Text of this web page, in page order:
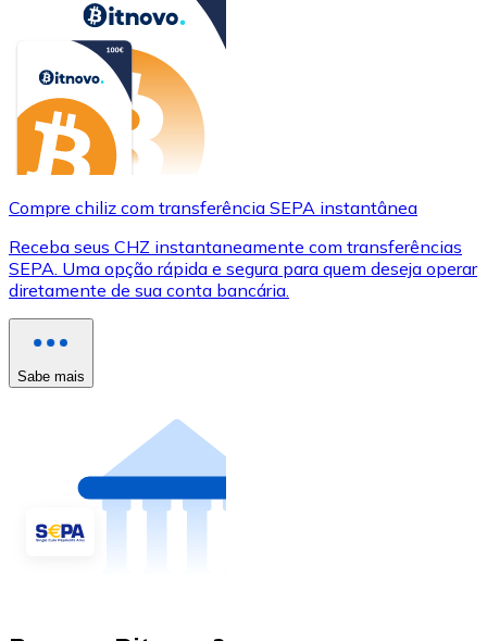
Compre chiliz com transferência SEPA instantânea
Receba seus CHZ instantaneamente com transferências
SEPA. Uma opção rápida e segura para quem deseja operar
diretamente de sua conta bancária.
Sabe mais